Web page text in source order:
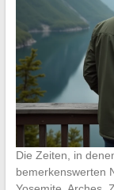
Die Zeiten, in
bemerkenswerten